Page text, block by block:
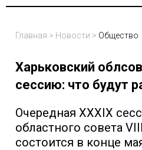
Главная > Новости > Общество
Харьковский
сессию: что будут
Очередная XХХІХ
областного совета
состоится в конце